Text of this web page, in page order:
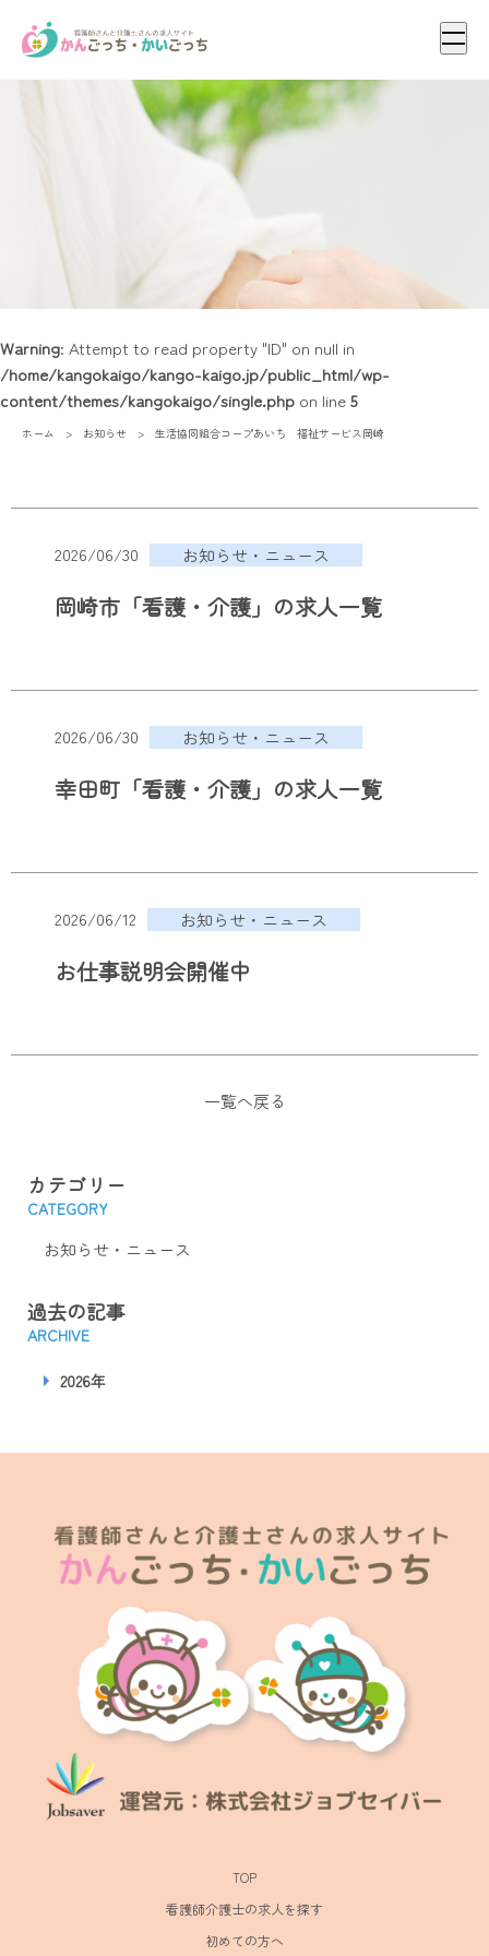
メニ
Warning: Attempt to read property "ID" on null in
/home/kangokaigo/kango-kaigo.jp/public_html/wp-
content/themes/kangokaigo/single.php on line5
ホーム お知らせ 生活協同組合コープあいち 福祉サービス岡崎
2026/06/30 お知らせ・ニュース
岡崎市「看護・介護」の求人一覧
2026/06/30 お知らせ・ニュース
幸田町「看護・介護」の求人一覧
2026/06/12 お知らせ・ニュース
お仕事説明会開催中
一覧へ戻る
カテゴリー
CATEGORY
お知らせ・ニュース
過去の記事
ARCHIVE
2026年
TOP
看護師介護士の求人を探す
初めての方へ